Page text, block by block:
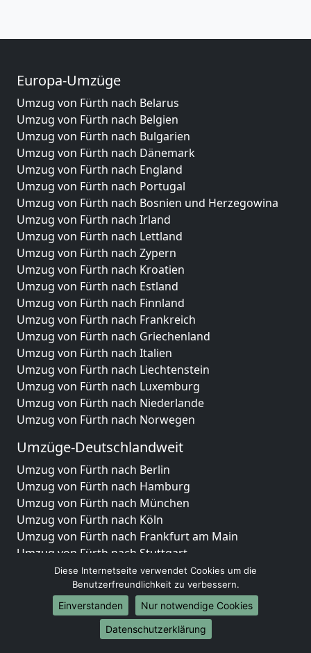
Europa-Umzüge
Umzug von Fürth nach Belarus
Umzug von Fürth nach Belgien
Umzug von Fürth nach Bulgarien
Umzug von Fürth nach Dänemark
Umzug von Fürth nach England
Umzug von Fürth nach Portugal
Umzug von Fürth nach Bosnien und Herzegowina
Umzug von Fürth nach Irland
Umzug von Fürth nach Lettland
Umzug von Fürth nach Zypern
Umzug von Fürth nach Kroatien
Umzug von Fürth nach Estland
Umzug von Fürth nach Finnland
Umzug von Fürth nach Frankreich
Umzug von Fürth nach Griechenland
Umzug von Fürth nach Italien
Umzug von Fürth nach Liechtenstein
Umzug von Fürth nach Luxemburg
Umzug von Fürth nach Niederlande
Umzug von Fürth nach Norwegen
Umzüge-Deutschlandweit
Umzug von Fürth nach Berlin
Umzug von Fürth nach Hamburg
Umzug von Fürth nach München
Umzug von Fürth nach Köln
Umzug von Fürth nach Frankfurt am Main
Umzug von Fürth nach Stuttgart
Umzug von Fürth nach Düsseldorf
Umzug von Fürth nach Leipzig
Umzug von Fürth nach Dortmund
Umzug von Fürth nach Essen
Umzug von Fürth nach Bremen
Diese Internetseite verwendet Cookies um die
Benutzerfreundlichkeit zu verbessern.
Einverstanden
Nur notwendige Cookies
Datenschutzerklärung